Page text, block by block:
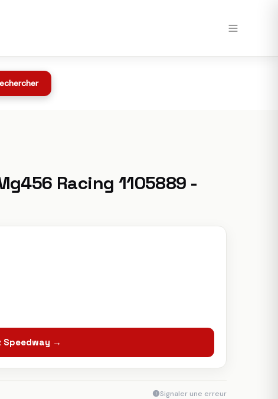
Racing 1105889 -
Speedway →
Signaler une erreur